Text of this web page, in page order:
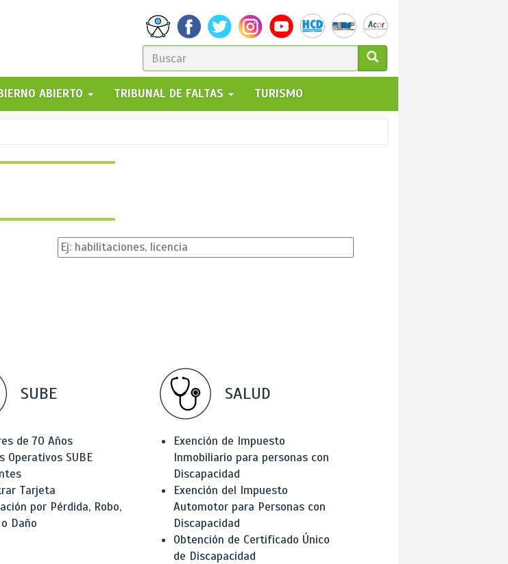
FORMULARIO
DE
BÚSQUEDA
GO!
ABIERTO TRIBUNAL DE FALTAS TURISMO
SUBE
de 70 Años
Operativos SUBE
Tarjeta
por Pérdida, Robo,
Daño
SALUD
Exención de Impuesto
Inmobiliario para personas con
Discapacidad
Exención del Impuesto
Automotor para Personas con
Discapacidad
Obtención de Certificado Único
de Discapacidad